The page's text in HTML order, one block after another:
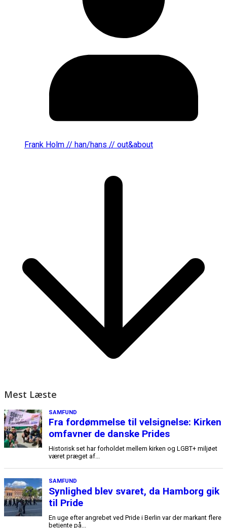
Frank Holm // han/hans // out&about
Mest Læste